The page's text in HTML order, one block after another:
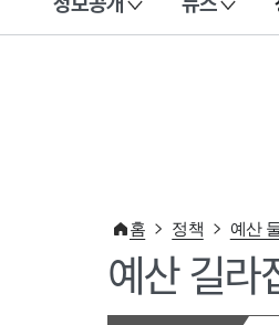
이 누리집은 대한민국 공식 전자정부
홈 정책 예산
예산 길라